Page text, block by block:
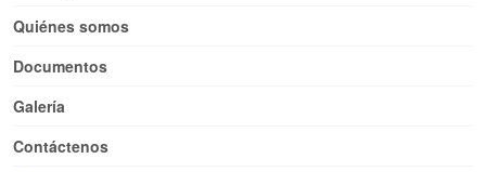
Quiénes somos
Documentos
Galería
Contáctenos